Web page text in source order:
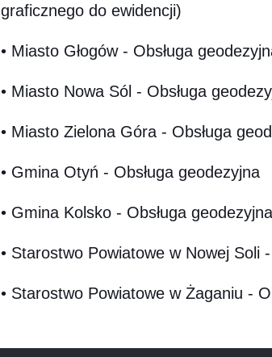
graficznego do ewidencji)
• Miasto Głogów - Obsługa
• Miasto Nowa Sól - Obsługa
• Miasto Zielona Góra - Obsługa
• Gmina Otyń - Obsługa geodezyjna
• Gmina Kolsko - Obsługa geodezyjna
• Starostwo Powiatowe w Nowej Soli
• Starostwo Powiatowe w Żaganiu -